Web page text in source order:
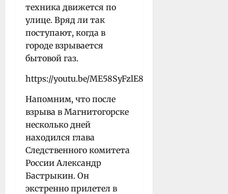
техника движется по
улице. Вряд ли так
поступают, когда в
городе взрывается
бытовой газ.
https://youtu.be/ME58SyFzlE8
Напомним, что после
взрыва в Магнитогорске
несколько дней
находился глава
Следственного комитета
России Александр
Бастрыкин. Он
экстренно прилетел в